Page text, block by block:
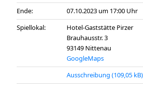
Ende:
07.10.2023 um 17:00 Uhr
Spiellokal:
Hotel-Gaststätte Pirzer
Brauhausstr. 3
93149 Nittenau
GoogleMaps
Ausschreibung